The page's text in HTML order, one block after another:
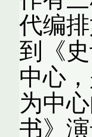
代编
到《
中心
为中
书》